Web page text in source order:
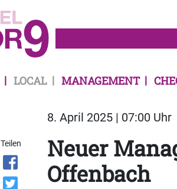
LOCAL MANAGEMENT
8. April 2025 | 07:00 Uhr
Teilen
Neuer
Offenbach